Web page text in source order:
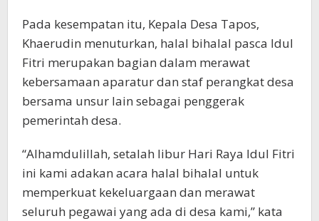
Pada kesempatan itu, Kepala Desa Tapos,
Khaerudin menuturkan, halal bihalal pasca Idul
Fitri merupakan bagian dalam merawat
kebersamaan aparatur dan staf perangkat desa
bersama unsur lain sebagai penggerak
pemerintah desa.
“Alhamdulillah, setalah libur Hari Raya Idul Fitri
ini kami adakan acara halal bihalal untuk
memperkuat kekeluargaan dan merawat
seluruh pegawai yang ada di desa kami,” kata